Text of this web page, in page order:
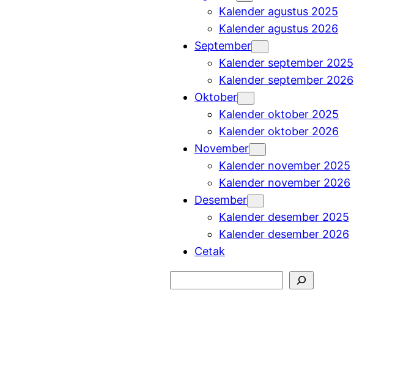
Kalender agustus 2025
Kalender agustus 2026
September
Kalender september 2025
Kalender september 2026
Oktober
Kalender oktober 2025
Kalender oktober 2026
November
Kalender november 2025
Kalender november 2026
Desember
Kalender desember 2025
Kalender desember 2026
Cetak